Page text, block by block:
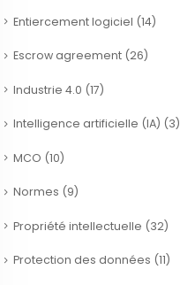
Entiercement logiciel (14)
Escrow agreement (26)
Industrie 4.0 (17)
Intelligence artificielle (IA) (3)
MCO (10)
Normes (9)
Propriété intellectuelle (32)
Protection des données (11)